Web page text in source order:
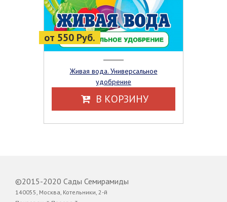
от 550 Руб.
Живая вода. Универсальное
удобрение
В КОРЗИНУ
©2015-2020 Сады Семирамиды
140055, Москва, Котельники, 2-й